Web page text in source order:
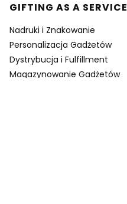
GIFTING AS A SERVICE
Nadruki i Znakowanie
Personalizacja Gadżetów
Dystrybucja i Fulfillment
Magazynowanie Gadżetów